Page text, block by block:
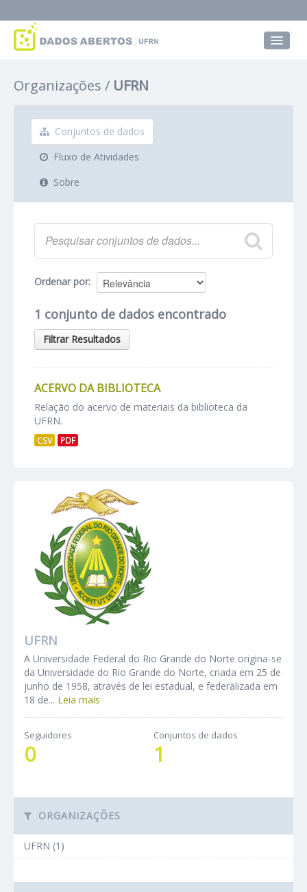
Grupos
Sobre
Organizações UFRN
Conjuntos de dados
Fluxo de Atividades
Sobre
Ordenar por
1 conjunto de dados encontrado
Filtrar Resultados
ACERVO DA BIBLIOTECA
Relação do acervo de materiais da biblioteca da
UFRN.
CSV PDF
UFRN
A Universidade Federal do Rio Grande do Norte origina-se
da Universidade do Rio Grande do Norte, criada em 25 de
junho de 1958, através de lei estadual, e federalizada em
18 de... Leia mais
Seguidores
0
Conjuntos de dados
1
ORGANIZAÇÕES
UFRN (1)